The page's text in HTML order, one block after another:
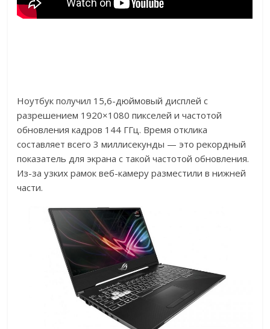
Ноутбук получил 15,6-дюймовый дисплей с
разрешением 1920×1080 пикселей и частотой
обновления кадров 144 ГГц. Время отклика
составляет всего 3 миллисекунды — это рекордный
показатель для экрана с такой частотой обновления.
Из-за узких рамок веб-камеру разместили в нижней
части.